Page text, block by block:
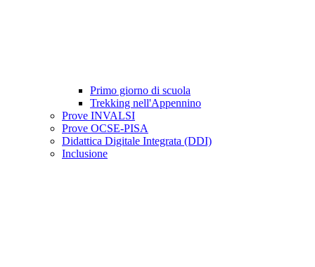
Primo giorno di scuola
Trekking nell'Appennino
Prove INVALSI
Prove OCSE-PISA
Didattica Digitale Integrata (DDI)
Inclusione